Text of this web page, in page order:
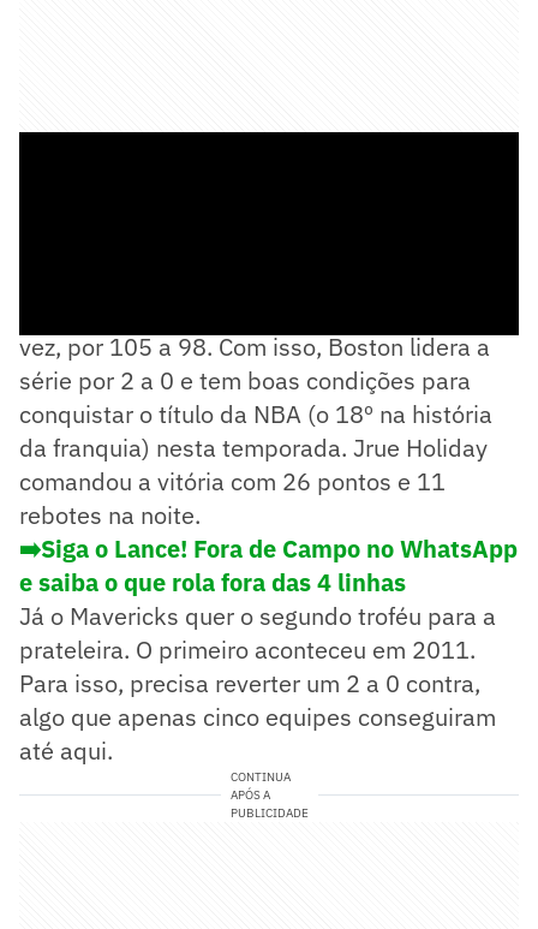
vez, por 105 a 98. Com isso, Boston lidera a
série por 2 a 0 e tem boas condições para
conquistar o título da NBA (o 18º na história
da franquia) nesta temporada. Jrue Holiday
comandou a vitória com 26 pontos e 11
rebotes na noite.
➡️Siga o Lance! Fora de Campo no WhatsApp
e saiba o que rola fora das 4 linhas
Já o Mavericks quer o segundo troféu para a
prateleira. O primeiro aconteceu em 2011.
Para isso, precisa reverter um 2 a 0 contra,
algo que apenas cinco equipes conseguiram
até aqui.
CONTINUA
APÓS A
PUBLICIDADE